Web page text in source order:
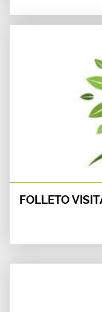
FOLLETO